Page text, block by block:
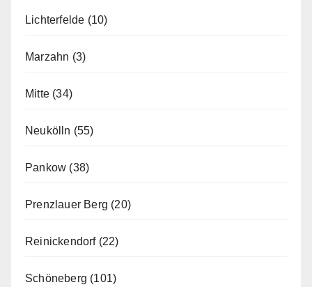
Lichterfelde (10)
Marzahn (3)
Mitte (34)
Neukölln (55)
Pankow (38)
Prenzlauer Berg (20)
Reinickendorf(22)
Schöneberg (101)